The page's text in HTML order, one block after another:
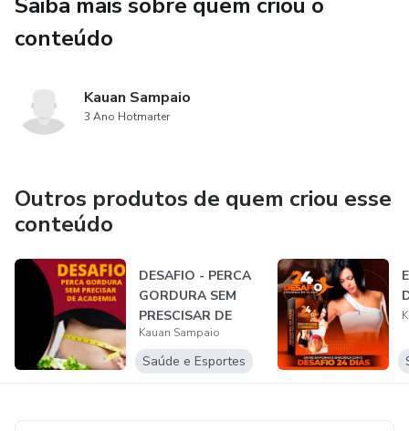
conteúdo
Kauan Sampaio
3 Ano Hotmarter
Outros produtos de quem criou esse
conteúdo
DESAFIO - PERCA
GORDURA SEM
PRESCISAR DE
ACADEMIA
Kauan Sampaio
Saúde e Esportes